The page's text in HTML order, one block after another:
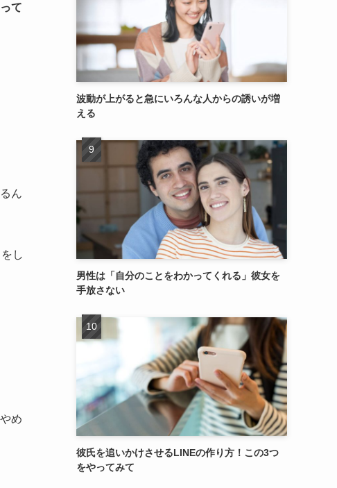
て
ん
し
め
波動が上がると急にいろんな人からの誘いが増
える
男性は「自分のことをわかってくれる」彼女を
手放さない
彼氏を追いかけさせるLINEの作り方！この3つ
をやってみて